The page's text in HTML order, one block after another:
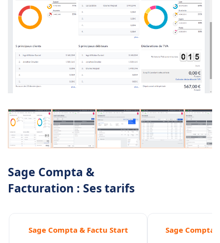
Sage Compta &
Facturation : Ses tarifs
Sage Compta & Factu Start Sage Compta